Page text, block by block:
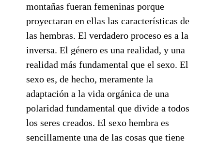
montañas fueran femeninas porque
proyectaran en ellas las características de
las hembras. El verdadero proceso es a la
inversa. El género es una realidad, y una
realidad más fundamental que el sexo. El
sexo es, de hecho, meramente la
adaptación a la vida orgánica de una
polaridad fundamental que divide a todos
los seres creados. El sexo hembra es
sencillamente una de las cosas que tiene